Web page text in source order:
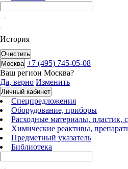
История
Очистить
Москва +7 (495) 745-05-08
Ваш регион Москва?
Да, верно Изменить
Личный кабинет
Спецпредложения
Оборудование, приборы
Расходные материалы, пластик,
Химические реактивы,
Предметный указатель
Библиотека